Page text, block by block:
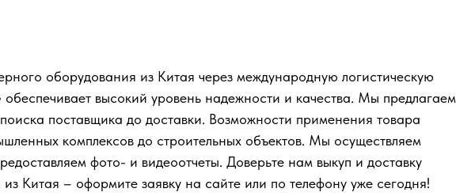
оборудования из Китая через международную логистическую
высокий уровень надежности и качества. Мы предлагаем
поставщика до доставки. Возможности применения товара
комплексов до строительных объектов. Мы осуществляем
фото- и видеоотчеты. Доверьте нам выкуп и доставку
Китая – оформите заявку на сайте или по телефону уже сегодня!